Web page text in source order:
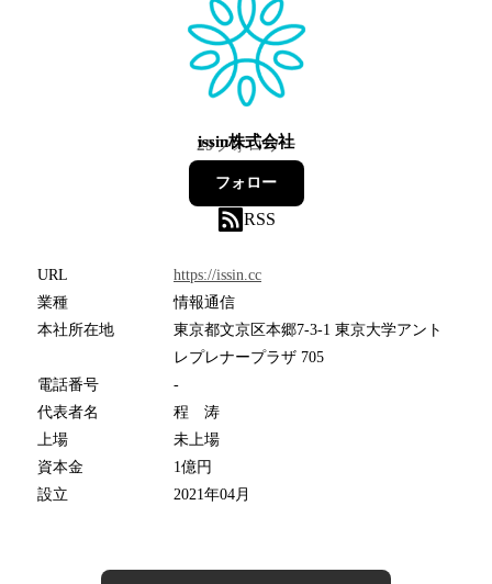
issin株式会社
29フォロワー
フォロー
RSS
URL
https://issin.cc
業種
情報通信
本社所在地
東京都文京区本郷7-3-1 東京大学アント
レプレナープラザ 705
電話番号
-
代表者名
程 涛
上場
未上場
資本金
1億円
設立
2021年04月